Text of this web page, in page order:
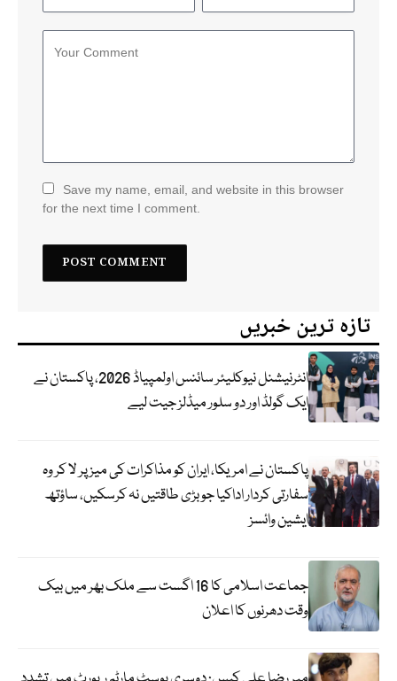
Save my name, email, and website in this browser
for the next time I comment.
تازہ ترین خبریں
انٹرنیشنل نیوکلیئر سائنس اولمپیاڈ 2026، پاکستان نے
ایک گولڈ اور دو سلور میڈلز جیت لیے
پاکستان نے امریکا، ایران کو مذاکرات کی میز پر لا کر وہ
سفارتی کردار اداکیا جو بڑی طاقتیں نہ کرسکیں، ساؤتھ
ایشین وائسز
جماعت اسلامی کا 16 اگست سے ملک بھر میں بیک
وقت دھرنوں کا اعلان